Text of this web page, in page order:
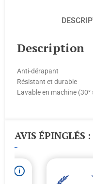
Description
Anti-dérapant
Résistant et durable
Lavable en machine
AVIS ÉPINGLÉS :